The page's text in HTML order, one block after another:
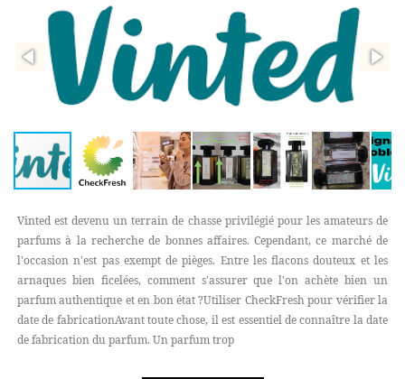
Vinted est devenu un terrain de chasse privilégié pour les amateurs de
parfums à la recherche de bonnes affaires. Cependant, ce marché de
l'occasion n'est pas exempt de pièges. Entre les flacons douteux et les
arnaques bien ficelées, comment s'assurer que l'on achète bien un
parfum authentique et en bon état ?Utiliser CheckFresh pour vérifier la
date de fabricationAvant toute chose, il est essentiel de connaître la date
de fabrication du parfum. Un parfum trop